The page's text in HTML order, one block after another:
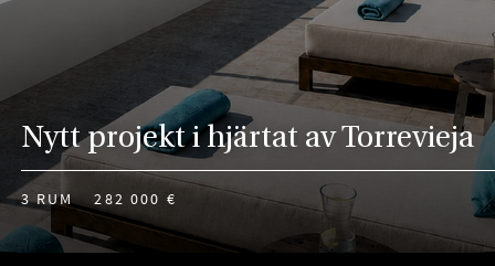
Nytt projekt i hjärtat av Torrevieja
3 RUM 282 000 €